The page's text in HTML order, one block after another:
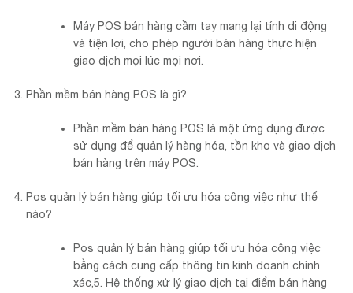
Máy POS bán hàng cầm tay mang lại tính di động
và tiện lợi, cho phép người bán hàng thực hiện
giao dịch mọi lúc mọi nơi.
Phần mềm bán hàng POS là gì?
Phần mềm bán hàng POS là một ứng dụng được
sử dụng để quản lý hàng hóa, tồn kho và giao dịch
bán hàng trên máy POS.
Pos quản lý bán hàng giúp tối ưu hóa công việc như thế
nào?
Pos quản lý bán hàng giúp tối ưu hóa công việc
bằng cách cung cấp thông tin kinh doanh chính
xác,5. Hệ thống xử lý giao dịch tại điểm bán hàng